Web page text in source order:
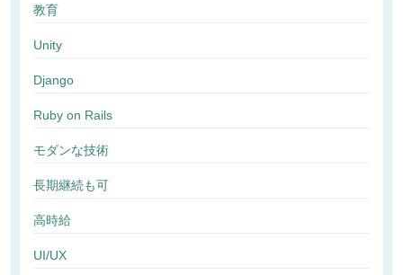
教育
Unity
Django
Ruby on Rails
モダンな技術
長期継続も可
高時給
UI/UX